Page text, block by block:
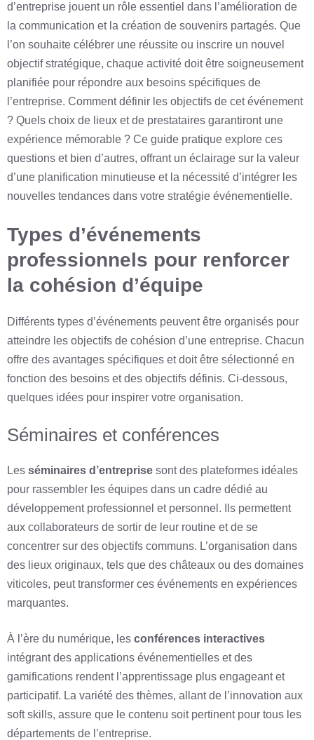
d’entreprise jouent un rôle essentiel dans l’amélioration de
la communication et la création de souvenirs partagés. Que
l’on souhaite célébrer une réussite ou inscrire un nouvel
objectif stratégique, chaque activité doit être soigneusement
planifiée pour répondre aux besoins spécifiques de
l’entreprise. Comment définir les objectifs de cet événement
? Quels choix de lieux et de prestataires garantiront une
expérience mémorable ? Ce guide pratique explore ces
questions et bien d’autres, offrant un éclairage sur la valeur
d’une planification minutieuse et la nécessité d’intégrer les
nouvelles tendances dans votre stratégie événementielle.
Types d’événements
professionnels pour renforcer
la cohésion d’équipe
Différents types d’événements peuvent être organisés pour
atteindre les objectifs de cohésion d’une entreprise. Chacun
offre des avantages spécifiques et doit être sélectionné en
fonction des besoins et des objectifs définis. Ci-dessous,
quelques idées pour inspirer votre organisation.
Séminaires et conférences
Les séminaires d’entreprise sont des plateformes idéales
pour rassembler les équipes dans un cadre dédié au
développement professionnel et personnel. Ils permettent
aux collaborateurs de sortir de leur routine et de se
concentrer sur des objectifs communs. L’organisation dans
des lieux originaux, tels que des châteaux ou des domaines
viticoles, peut transformer ces événements en expériences
marquantes.
À l’ère du numérique, les conférences interactives
intégrant des applications événementielles et des
gamifications rendent l’apprentissage plus engageant et
participatif. La variété des thèmes, allant de l’innovation aux
soft skills, assure que le contenu soit pertinent pour tous les
départements de l’entreprise.